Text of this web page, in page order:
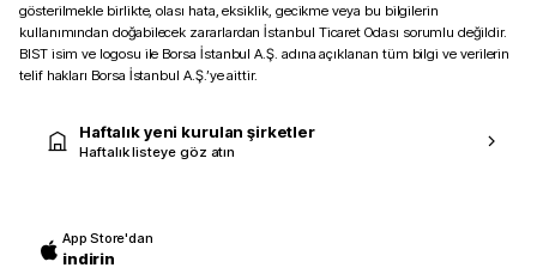
gösterilmekle birlikte, olası hata, eksiklik, gecikme veya bu bilgilerin
kullanımından doğabilecek zararlardan İstanbul Ticaret Odası sorumlu değildir.
BIST isim ve logosu ile Borsa İstanbul A.Ş. adına açıklanan tüm bilgi ve verilerin
telif hakları Borsa İstanbul A.Ş.’ye aittir.
Haftalık yeni kurulan şirketler
Haftalık listeye göz atın
App Store'dan
indirin